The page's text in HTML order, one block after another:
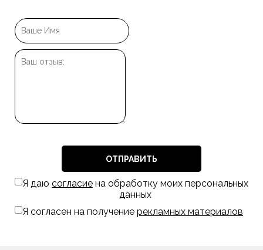
ОТПРАВИТЬ
Я даю согласие на обработку моих персональных
данных
Я согласен на получение рекламных материалов